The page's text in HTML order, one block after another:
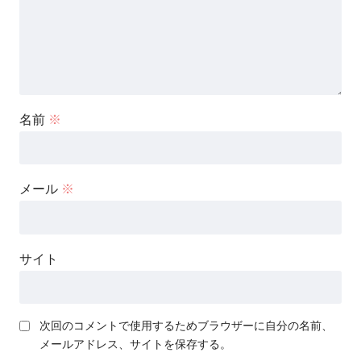
名前 ※
メール ※
サイト
次回のコメントで使用するためブラウザーに自分の名前、
メールアドレス、サイトを保存する。